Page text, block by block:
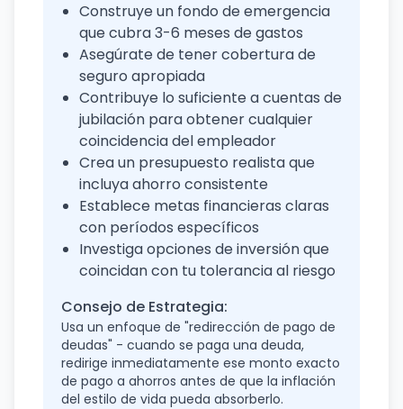
Construye un fondo de emergencia
que cubra 3-6 meses de gastos
Asegúrate de tener cobertura de
seguro apropiada
Contribuye lo suficiente a cuentas de
jubilación para obtener cualquier
coincidencia del empleador
Crea un presupuesto realista que
incluya ahorro consistente
Establece metas financieras claras
con períodos específicos
Investiga opciones de inversión que
coincidan con tu tolerancia al riesgo
Consejo de Estrategia:
Usa un enfoque de "redirección de pago de
deudas" - cuando se paga una deuda,
redirige inmediatamente ese monto exacto
de pago a ahorros antes de que la inflación
del estilo de vida pueda absorberlo.